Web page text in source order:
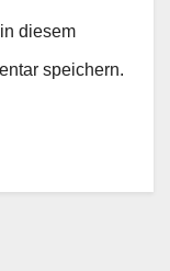
diesem
speichern.